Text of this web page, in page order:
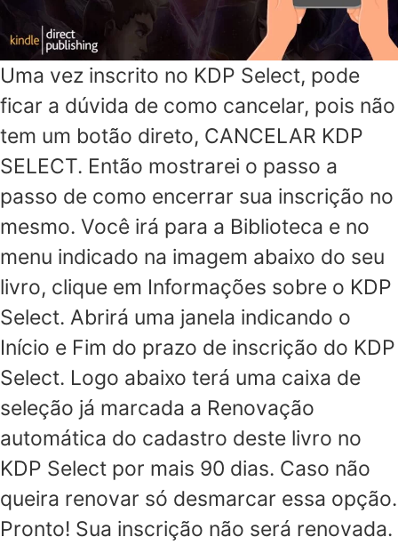
Uma vez inscrito no KDP Select, pode
ficar a dúvida de como cancelar, pois não
tem um botão direto, CANCELAR KDP
SELECT. Então mostrarei o passo a
passo de como encerrar sua inscrição no
mesmo. Você irá para a Biblioteca e no
menu indicado na imagem abaixo do seu
livro, clique em Informações sobre o KDP
Select. Abrirá uma janela indicando o
Início e Fim do prazo de inscrição do KDP
Select. Logo abaixo terá uma caixa de
seleção já marcada a Renovação
automática do cadastro deste livro no
KDP Select por mais 90 dias. Caso não
queira renovar só desmarcar essa opção.
Pronto! Sua inscrição não será renovada.